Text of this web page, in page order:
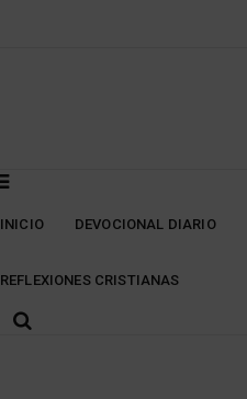
INICIO DEVOCIONAL DIARIO
REFLEXIONES CRISTIANAS